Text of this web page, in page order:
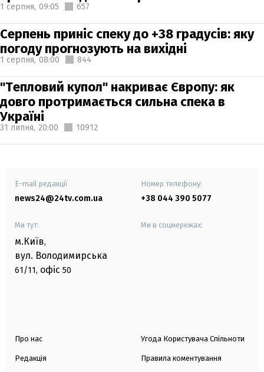
1 серпня, 09:05 657
Серпень приніс спеку до +38 градусів: яку
погоду прогнозують на вихідні
1 серпня, 08:00 844
"Тепловий купол" накриває Європу: як
довго протримається сильна спека в
Україні
31 липня, 20:00 10912
E-mail редакції
news24@24tv.com.ua
Номер телефону:
+38 044 390 5077
Ми тут:
м.Київ,
вул. Володимирська
61/11, офіс 50
Ми в соцмережах:
Про нас
Редакція
Угода Користувача Спільноти
Правила коментування